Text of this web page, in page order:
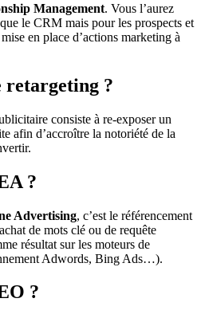
Management. Vous l’aurez
le CRM mais pour les prospects et
en place d’actions marketing à
retargeting ?
consiste à re-exposer un
afin d’accroître la notoriété de la
?
Advertising, c’est le référencement
de mots clé ou de requête
résultat sur les moteurs de
Adwords, Bing Ads…).
?